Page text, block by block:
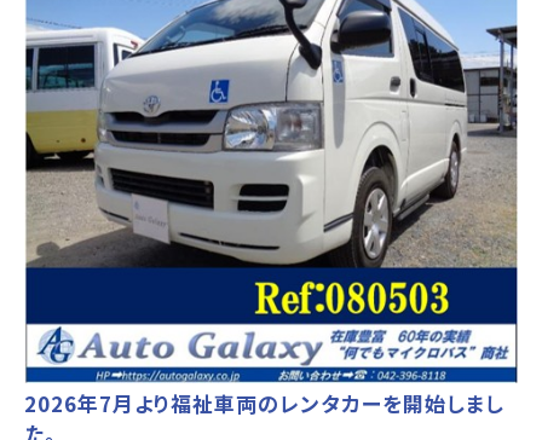
2026年7月より福祉車両のレンタカーを開始しまし
た。